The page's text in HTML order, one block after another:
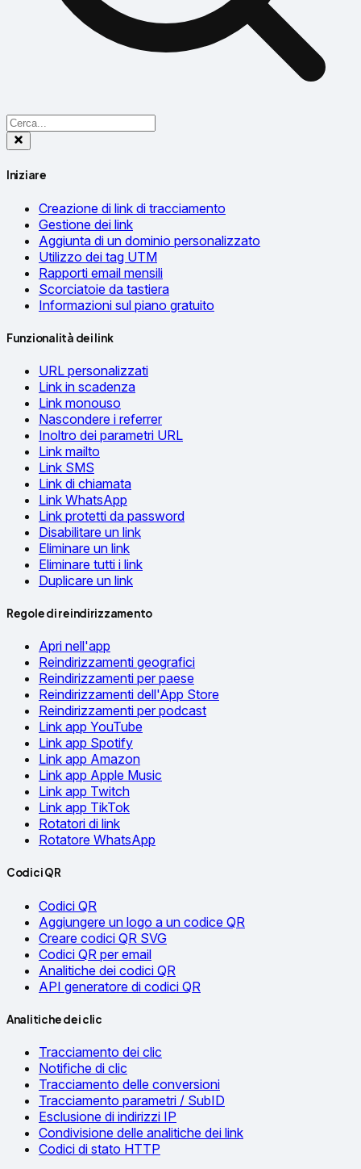
Iniziare
Creazione di link di tracciamento
Gestione dei link
Aggiunta di un dominio personalizzato
Utilizzo dei tag UTM
Rapporti email mensili
Scorciatoie da tastiera
Informazioni sul piano gratuito
Funzionalità dei link
URL personalizzati
Link in scadenza
Link monouso
Nascondere i referrer
Inoltro dei parametri URL
Link mailto
Link SMS
Link di chiamata
Link WhatsApp
Link protetti da password
Disabilitare un link
Eliminare un link
Eliminare tutti i link
Duplicare un link
Regole di reindirizzamento
Apri nell'app
Reindirizzamenti geografici
Reindirizzamenti per paese
Reindirizzamenti dell'App Store
Reindirizzamenti per podcast
Link app YouTube
Link app Spotify
Link app Amazon
Link app Apple Music
Link app Twitch
Link app TikTok
Rotatori di link
Rotatore WhatsApp
Codici QR
Codici QR
Aggiungere un logo a un codice QR
Creare codici QR SVG
Codici QR per email
Analitiche dei codici QR
API generatore di codici QR
Analitiche dei clic
Tracciamento dei clic
Notifiche di clic
Tracciamento delle conversioni
Tracciamento parametri / SubID
Esclusione di indirizzi IP
Condivisione delle analitiche dei link
Codici di stato HTTP